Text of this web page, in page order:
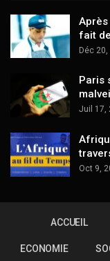
fait
Déc
Paris
Juil 17,
Oct 9,
ACCUEIL
ECONOMIE